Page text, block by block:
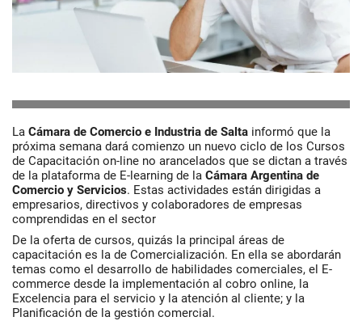
La Cámara de Comercio e Industria de Salta informó que la
próxima semana dará comienzo un nuevo ciclo de los Cursos
de Capacitación on-line no arancelados que se dictan a través
de la plataforma de E-learning de la Cámara Argentina de
Comercio y Servicios. Estas actividades están dirigidas a
empresarios, directivos y colaboradores de empresas
comprendidas en el sector
De la oferta de cursos, quizás la principal áreas de
capacitación es la de Comercialización. En ella se abordarán
temas como el desarrollo de habilidades comerciales, el E-
commerce desde la implementación al cobro online, la
Excelencia para el servicio y la atención al cliente; y la
Planificación de la gestión comercial.